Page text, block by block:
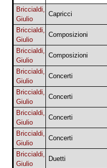
Briccialdi,
Giulio
Capricci
Briccialdi,
Giulio
Composizioni
Briccialdi,
Giulio
Composizioni
Briccialdi,
Giulio
Concerti
Briccialdi,
Giulio
Concerti
Briccialdi,
Giulio
Concerti
Briccialdi,
Giulio
Concerti
Briccialdi,
Giulio
Duetti